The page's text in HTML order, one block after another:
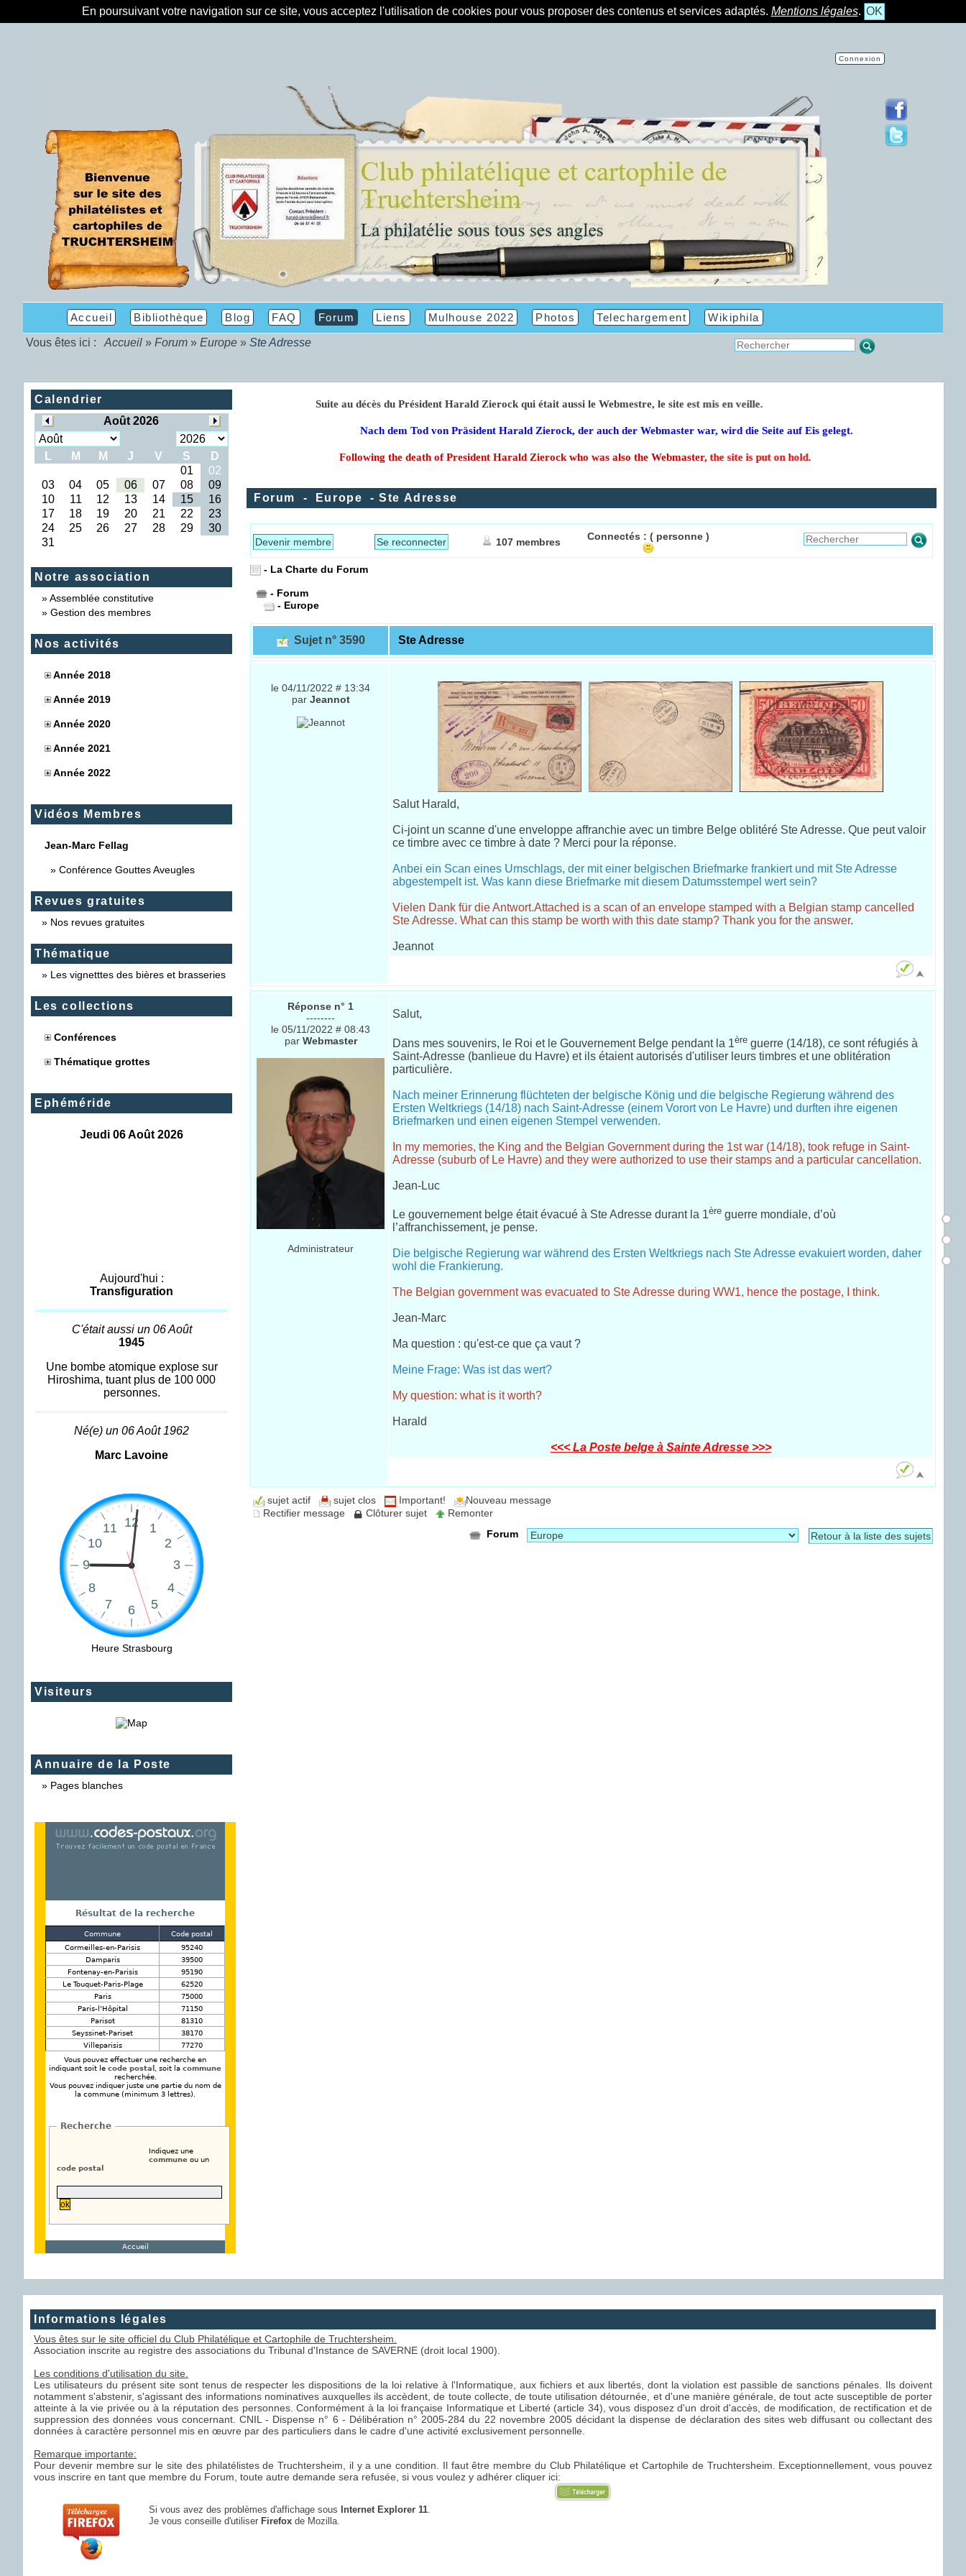
En poursuivant votre navigation sur ce site, vous acceptez l'utilisation de cookies pour vous proposer des contenus et services adaptés. Mentions légales. OK
Connexion
Accueil Bibliothèque Blog FAQ Forum Liens Mulhouse 2022 Photos Telechargement Wikiphila
Vous êtes ici : Accueil » Forum » Europe » Ste Adresse
Calendrier
Notre association
»Assemblée constitutive
» Gestion des membres
Nos activités
Année 2018
Année 2019
Année 2020
Année 2021
Année 2022
Vidéos Membres
Jean-Marc Fellag
» Conférence Gouttes Aveugles
Revues gratuites
» Nos revues gratuites
Thématique
» Les vignetttes des bières et brasseries
Les collections
Conférences
Thématique grottes
Ephéméride
Jeudi 06 Août 2026
Aujourd'hui :
Transfiguration
C'était aussi un 06 Août
1945
Une bombe atomique explose sur
Hiroshima, tuant plus de 100 000
personnes.
Né(e) un 06 Août 1962
Marc Lavoine
Heure Strasbourg
Visiteurs
Annuaire de la Poste
» Pages blanches
Suite au décès du Président Harald Zierock qui était aussi le Webmestre, le site est mis en veille.
Nach dem Tod von Präsident Harald Zierock, der auch der Webmaster war, wird die Seite auf Eis gelegt.
Following the death of President Harald Zierock who was also the Webmaster, the site is put on hold.
Forum - Europe - Ste Adresse
Devenir membre Se reconnecter 107 membres
Connectés : ( personne )
- La Charte du Forum
- Forum
- Europe
Sujet n° 3590 Ste Adresse
le 04/11/2022 # 13:34
par Jeannot
Salut Harald,
Ci-joint un scanne d'une enveloppe affranchie avec un timbre Belge oblitéré Ste Adresse. Que peut valoir
ce timbre avec ce timbre à date ? Merci pour la réponse.
Anbei ein Scan eines Umschlags, der mit einer belgischen Briefmarke frankiert und mit Ste Adresse
abgestempelt ist. Was kann diese Briefmarke mit diesem Datumsstempel wert sein?
Vielen Dank für die Antwort.Attached is a scan of an envelope stamped with a Belgian stamp cancelled
Ste Adresse. What can this stamp be worth with this date stamp? Thank you for the answer.
Jeannot
Réponse n° 1
--------
le 05/11/2022 # 08:43
par Webmaster
Administrateur
Salut,
Dans mes souvenirs, le Roi et le Gouvernement Belge pendant la 1ère guerre (14/18), ce sont réfugiés à
Saint-Adresse (banlieue du Havre) et ils étaient autorisés d'utiliser leurs timbres et une oblitération
particulière.
Nach meiner Erinnerung flüchteten der belgische König und die belgische Regierung während des
Ersten Weltkriegs (14/18) nach Saint-Adresse (einem Vorort von Le Havre) und durften ihre eigenen
Briefmarken und einen eigenen Stempel verwenden.
In my memories, the King and the Belgian Government during the 1st war (14/18), took refuge in Saint-
Adresse (suburb of Le Havre) and they were authorized to use their stamps and a particular cancellation.
Jean-Luc
Le gouvernement belge était évacué à Ste Adresse durant la 1ère guerre mondiale, d’où
l’affranchissement, je pense.
Die belgische Regierung war während des Ersten Weltkriegs nach Ste Adresse evakuiert worden, daher
wohl die Frankierung.
The Belgian government was evacuated to Ste Adresse during WW1, hence the postage, I think.
Jean-Marc
Ma question : qu'est-ce que ça vaut ?
Meine Frage: Was ist das wert?
My question: what is it worth?
Harald
<<< La Poste belge à Sainte Adresse >>>
sujet actif sujet clos Important!
Nouveau message
Rectifier message
Clôturer sujet Remonter
Retour à la liste des sujets
Forum
Informations légales
Vous êtes sur le site officiel du Club Philatélique et Cartophile de Truchtersheim.
Association inscrite au registre des associations du Tribunal d'Instance de SAVERNE (droit local 1900).
Les conditions d'utilisation du site.
Les utilisateurs du présent site sont tenus de respecter les dispositions de la loi relative à l'Informatique, aux fichiers et aux libertés, dont la violation est passible de sanctions pénales. Ils doivent
notamment s'abstenir, s'agissant des informations nominatives auxquelles ils accèdent, de toute collecte, de toute utilisation détournée, et d'une manière générale, de tout acte susceptible de porter
atteinte à la vie privée ou à la réputation des personnes. Conformément à la loi française Informatique et Liberté (article 34), vous disposez d'un droit d'accès, de modification, de rectification et de
suppression des données vous concernant. CNIL - Dispense n° 6 - Délibération n° 2005-284 du 22 novembre 2005 décidant la dispense de déclaration des sites web diffusant ou collectant des
données à caractère personnel mis en œuvre par des particuliers dans le cadre d'une activité exclusivement personnelle.
Remarque importante:
Pour devenir membre sur le site des philatélistes de Truchtersheim, il y a une condition. Il faut être membre du Club Philatélique et Cartophile de Truchtersheim. Exceptionnellement, vous pouvez
vous inscrire en tant que membre du Forum, toute autre demande sera refusée, si vous voulez y adhérer cliquer ici:
Si vous avez des problèmes d'affichage sous Internet Explorer 11.
Je vous conseille d'utiliser Firefox de Mozilla.